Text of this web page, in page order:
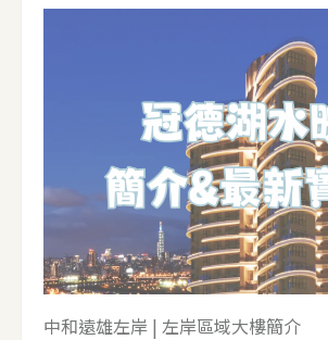
江左風華公設-接待大廳 ▼江左風
房 ▼江左風華地下一樓車位圖 ▼江
錄
有任何房產問題，歡迎點擊以下照
對話框輸入001 就可獲得2024年
意事項
中和遠雄左岸 | 左岸區域大樓簡介